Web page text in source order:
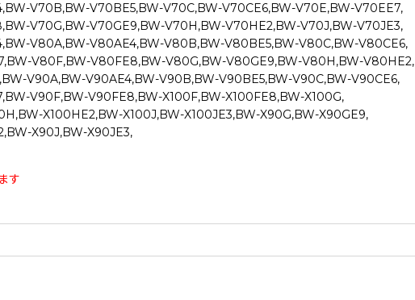
V70B,BW-V70BE5,BW-V70C,BW-V70CE6,BW-V70E,BW-V70EE7,
V70G,BW-V70GE9,BW-V70H,BW-V70HE2,BW-V70J,BW-V70JE3,
V80A,BW-V80AE4,BW-V80B,BW-V80BE5,BW-V80C,BW-V80CE6,
V80F,BW-V80FE8,BW-V80G,BW-V80GE9,BW-V80H,BW-V80HE2,
V90A,BW-V90AE4,BW-V90B,BW-V90BE5,BW-V90C,BW-V90CE6,
V90F,BW-V90FE8,BW-X100F,BW-X100FE8,BW-X100G,
X100HE2,BW-X100J,BW-X100JE3,BW-X90G,BW-X90GE9,
X90J,BW-X90JE3,
す